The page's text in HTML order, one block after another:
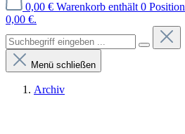
0,00 € Warenkorb enthält 0
0,00 €.
Menü schließen
Archiv